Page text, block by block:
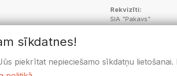
Rekvizīti:
SIA "Pakavs"
Swedbanka: kods
sīkdatnes!
piekrītat nepieciešamo sīkdatņu